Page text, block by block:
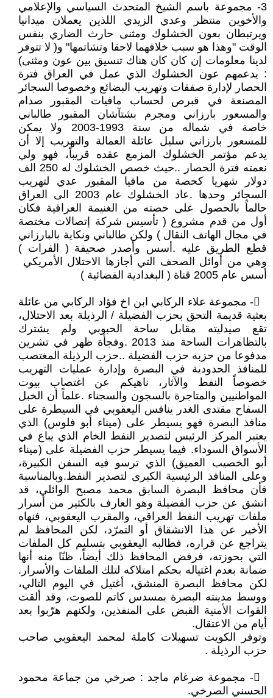
3- مجموعة باسم الشيخ المتحدث السياسي والإعلامي
والأخوين منتظر وعدي الزيدي اللذين يعملان ميدانيا
ويرتبطان بعون الخشلوك ومثنى حارث الضاري بنفس
الوقت "وهذا هو سبب خلافهما لاحقا وتشاتمها" و( لا تتوفر
لدينا معلومات إن كان كان هناك تنسيق بين عون ومثنى)
: يدعمهم عون الخشلوك الذي عمل في العراق فترة
الحصار لإدارة صفقات وتهريب البضائع وخصوصا السجائر
المصنعة في قبرص لحساب مافيات المقبور صدام
والمسعور بارزاني ومجرم بشتآشان المقبور طالباني
خاصة في شماله من سنة 1993-2003 ولا يمكن
للمسعور بارزاني سليل عائلة العمالة والتهريب إلا أن
يدعم مؤتمر الخشلوك المزمع عقده قريباً، فهو ولي
نعمته فترة الحصار ..حيث خصص الخشلوك له 250 الف
دولار شهريا كحصة من مافيا المقبور عدي لتهريب
السجائر وحدها . عاد الخشلوك عام 2003 الى العراق
حالماً بالحصول على حصته من الغنيمة العراقية فكان
أول من قدم مشروع ( تأسيس شركة إتصالات مختصة
في مجال الهاتف النقال ) ولكن طالباني ونكاية بالبارزاني
قطع الطريق عليه . أسس وأصدر صحيفة ( الفرات )
وهي من أوائل الصحف التي أجازها الاحتلال الأمريكي
أسس عام 2005 قناة ( البغدادية الفضائية )
𔆔- مجموعة علاء الركابي ابن اخ فؤاد الركابي من عائلة
بعثية قديمة التحق بحزب الفضيلة / الرذيلة بعد الاحتلال،
تقع صيدليته مقابل ساحة الحبوبي ولم يشترك
بالتظاهرات الساحة منذ 2013 . وفجأة ظهر في تشرين
مدفوعا من حزبه حزب الفضيلة ..حزب الرذيلة المغتصب
للمنافذ الحدودية في البصرة وإدارة عمليات التهريب
خصوصاً النفط والآثار، ناهيكم عن اغتصاب بيوت
المواطنيين والمتاجرة بالسجون والسجناء . علماً أن الخبل
السفاح مقتدى الغدر ينافس اليعقوبي في السيطرة على
منافذ البصرة فهو يسيطر على (ميناء أبو فلوس) الذي
يعتبر المركز الرئيس لتصدير النفط الخام الذي يباع في
الأسواق السوداء. فيما يسيطر حزب الفضيلة على (ميناء
أبو الخصيب العميق) الذي ترسو فيه السفن الكبيرة،
وعلى المنافذ الرئيسية الكبرى لتصدير النفط. وبالمناسبة
فأن محافظ البصرة السابق محمد مصبح الوائلي، قد
انشق عن حزب الفضيلة وهو العارف بالكثير من أسرار
ملفات تهريب النفط العراقي، والمقرب اليعقوبي، فنهاه
الأخير عن هذا الانشقاق أو التمرّد، لكن المحافظ لم
يتراجع عن قراره، فطالبه اليعقوبي بتسليم كل الملفات
التي بحوزته، فرفض المحافظ ذلك أيضاً، ظنّا منه أنها
ضمانة بعدم اغتياله بحكم امتلاكه لتلك الملفات والأسرار.
لكن محافظ البصرة المنشق، أغتيل في اليوم التالي،
ووسط مدينته البصرة بمسدس كاتم للصوت، وقد ألقت
القوات الأمنية القبض على المنفذين، ولكنهم هرّبوا بعد
أيام من الاعتقال.
وتوفر الكويت تسهيلات كاملة لمحمد اليعقوبي صاحب
حزب الرذيلة .
𔆕- مجموعة ضرغام ماجد : صرخي من جماعة محمود
الحسني الصرخي.